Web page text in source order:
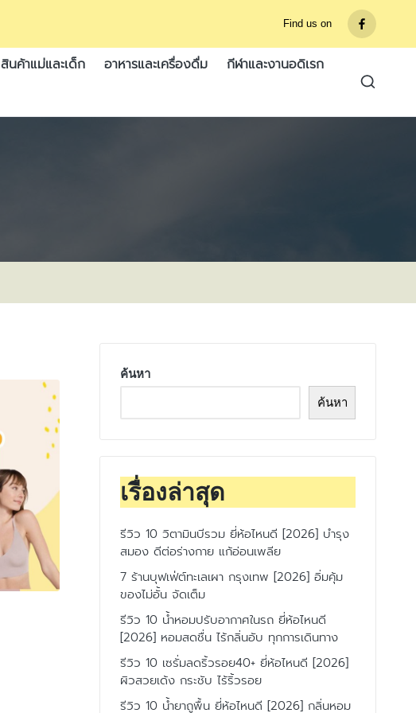
Find us on
รายการ
เมนู
สินค้าแม่และเด็ก อาหารและเครื่องดื่ม
กีฬาและงานอดิเรก
ค้นหา
ค้นหา
เรื่องล่าสุด
รีวิว 10 วิตามินบีรวม ยี่ห้อไหนดี [2026] บำรุง
สมอง ดีต่อร่างกาย แก้อ่อนเพลีย
7 ร้านบุฟเฟ่ต์ทะเลเผา กรุงเทพ [2026] อิ่มคุ้ม
ของไม่อั้น จัดเต็ม
รีวิว 10 น้ำหอมปรับอากาศในรถ ยี่ห้อไหนดี
[2026] หอมสดชื่น ไร้กลิ่นอับ ทุกการเดินทาง
รีวิว 10 เซรั่มลดริ้วรอย40+ ยี่ห้อไหนดี [2026]
ผิวสวยเด้ง กระชับ ไร้ริ้วรอย
รีวิว 10 น้ำยาถูพื้น ยี่ห้อไหนดี [2026] กลิ่นหอม